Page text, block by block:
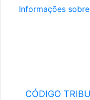
Informações
CÓDIGO